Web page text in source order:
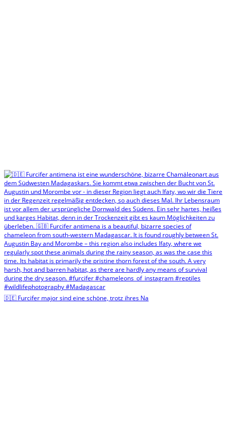
🇩🇪 Furcifer major sind eine schöne, trotz ihres Na